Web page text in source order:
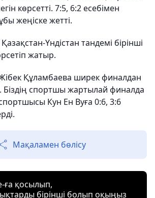
көрсетті. 7:5, 6:2 есебімен
жеңіске жетті.
Үндістан тандемі бірінші
жатыр.
Құламбаева ширек финалдан
спортшы жартылай финалда
Кун Ен Вуға 0:6, 3:6
Мақаламен бөлісу
ға қосылып,
бірінші болып оқыңыз